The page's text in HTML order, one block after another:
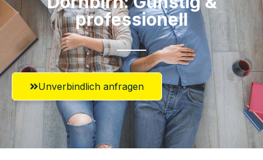
professionell​
Unverbindlich anfragen